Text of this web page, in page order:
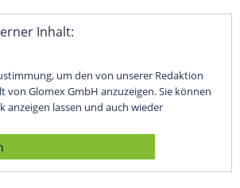
Inhalt:
um den von unserer Redaktion
von Glomex GmbH anzuzeigen. Sie können
anzeigen lassen und auch wieder